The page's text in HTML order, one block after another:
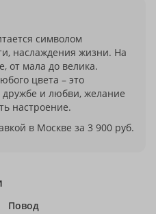
символом
наслаждения жизни. На
от мала до велика.
цвета – это
дружбе и любви, желание
настроение.
в Москве за 3 900 руб.
Повод